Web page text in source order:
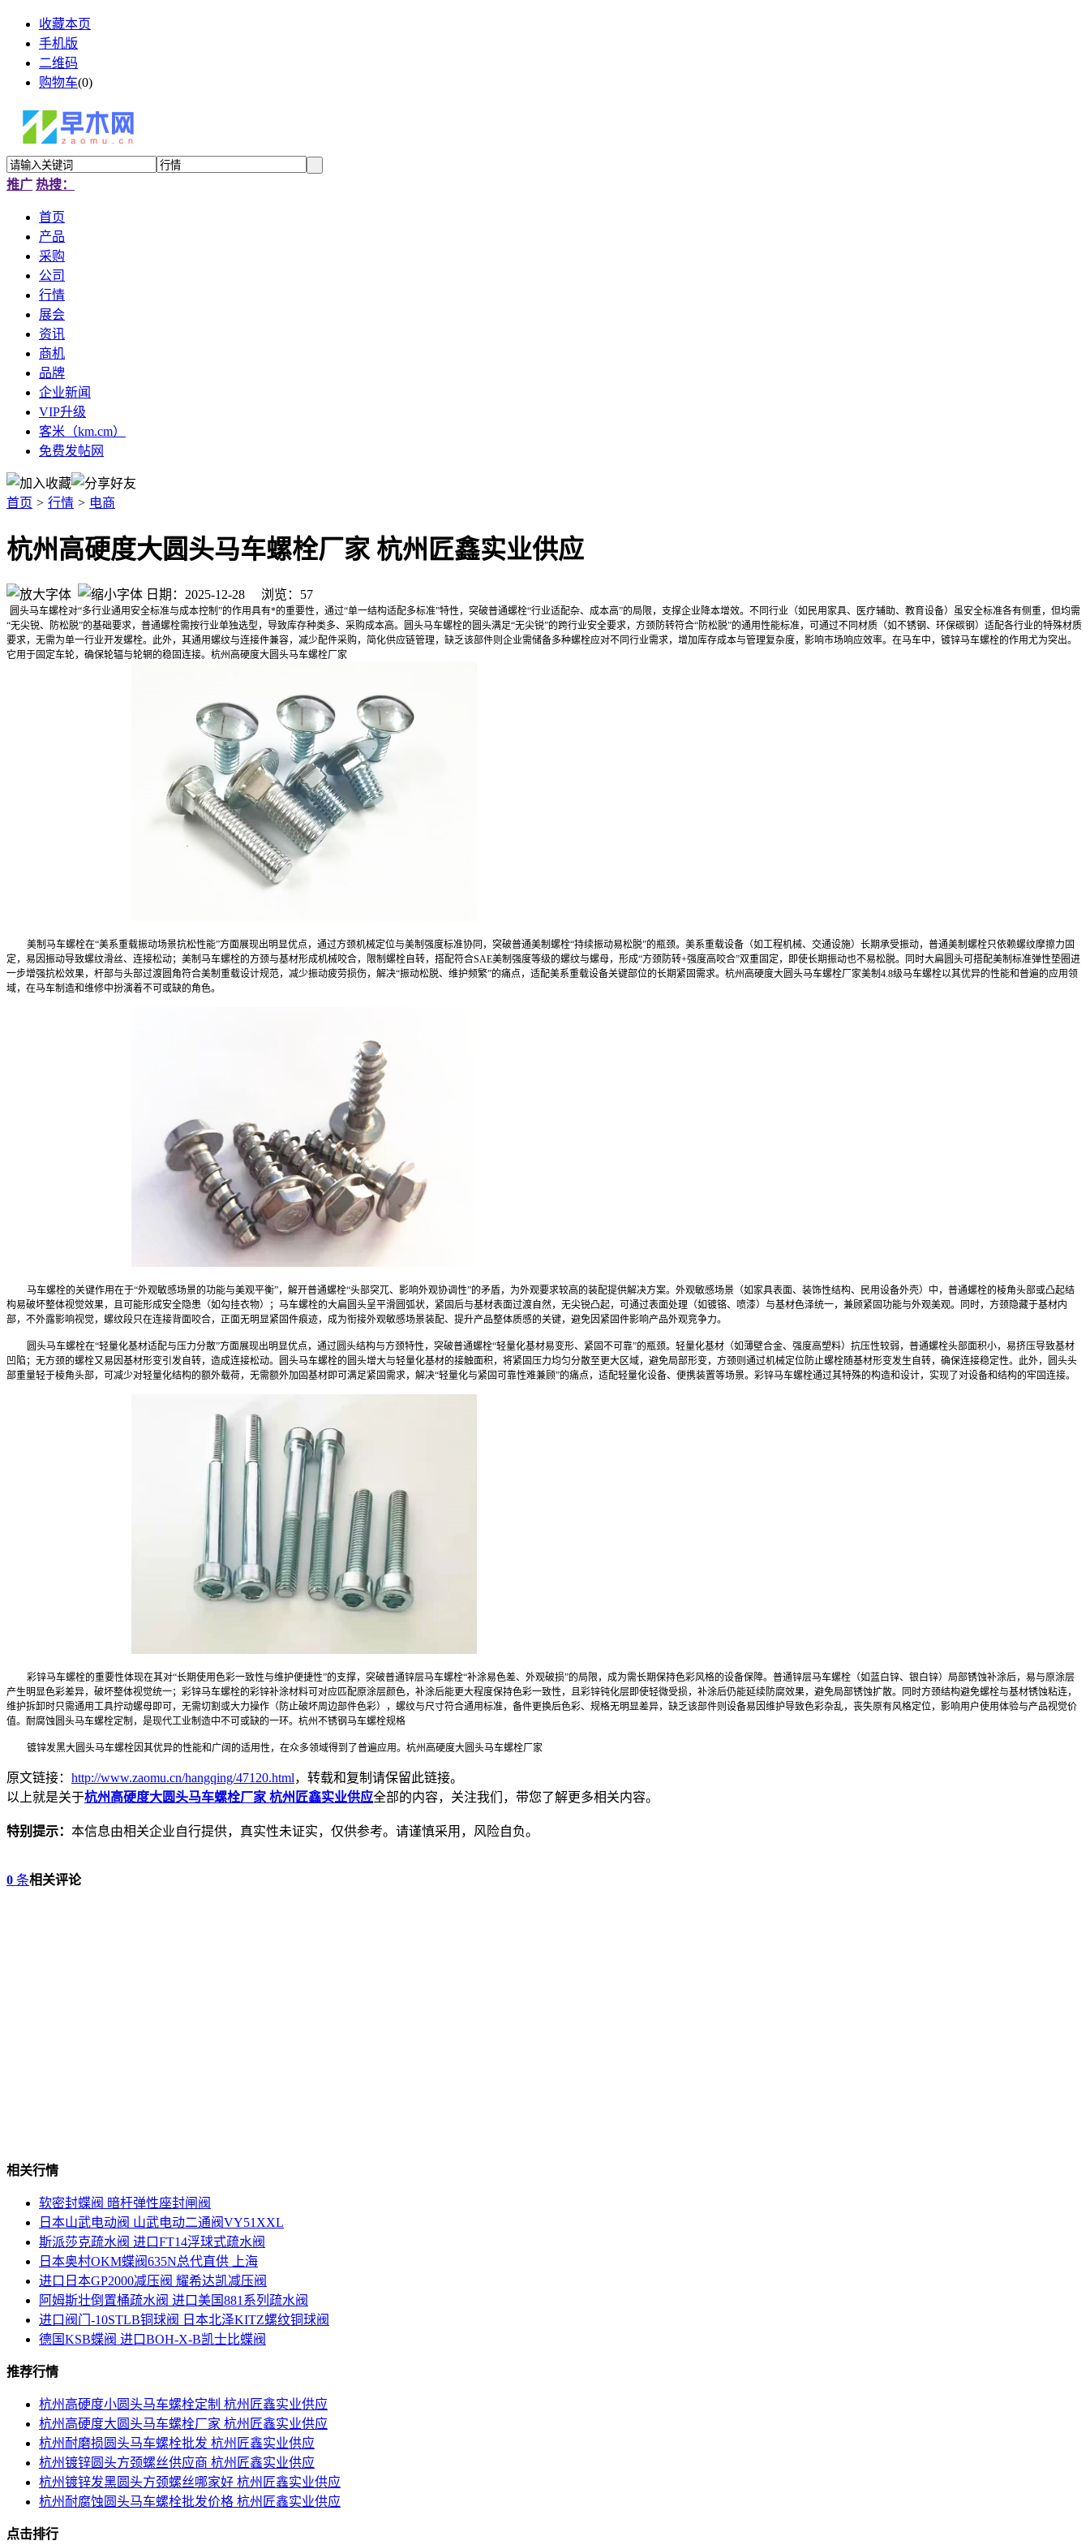
收藏本页
手机版
二维码
购物车(0)
推广 热搜：
首页
产品
采购
公司
行情
展会
资讯
商机
品牌
企业新闻
VIP升级
客米（km.cm）
免费发帖网
首页 > 行情 > 电商
杭州高硬度大圆头马车螺栓厂家 杭州匠鑫实业供应
日期：2025-12-28 浏览： 57
圆头马车螺栓对“多行业通用安全标准与成本控制”的作用具有*的重要性，通过“单一结构适配多标准”特性，突破普通螺栓“行业适配杂、成本高”的局限，支撑企业降本增效。不同行业（如民用家具、医疗辅助、教育设备）虽安全标准各有侧重，但均需
“无尖锐、防松脱”的基础要求，普通螺栓需按行业单独选型，导致库存种类多、采购成本高。圆头马车螺栓的圆头满足“无尖锐”的跨行业安全要求，方颈防转符合“防松脱”的通用性能标准，可通过不同材质（如不锈钢、环保碳钢）适配各行业的特殊材质
要求，无需为单一行业开发螺栓。此外，其通用螺纹与连接件兼容，减少配件采购，简化供应链管理，缺乏该部件则企业需储备多种螺栓应对不同行业需求，增加库存成本与管理复杂度，影响市场响应效率。在马车中，镀锌马车螺栓的作用尤为突出。
它用于固定车轮，确保轮辐与轮辋的稳固连接。杭州高硬度大圆头马车螺栓厂家
美制马车螺栓在“美系重载振动场景抗松性能”方面展现出明显优点，通过方颈机械定位与美制强度标准协同，突破普通美制螺栓“持续振动易松脱”的瓶颈。美系重载设备（如工程机械、交通设施）长期承受振动，普通美制螺栓只依赖螺纹摩擦力固
定，易因振动导致螺纹滑丝、连接松动；美制马车螺栓的方颈与基材形成机械咬合，限制螺栓自转，搭配符合SAE美制强度等级的螺纹与螺母，形成“方颈防转+强度高咬合”双重固定，即使长期振动也不易松脱。同时大扁圆头可搭配美制标准弹性垫圈进
一步增强抗松效果，杆部与头部过渡圆角符合美制重载设计规范，减少振动疲劳损伤，解决“振动松脱、维护频繁”的痛点，适配美系重载设备关键部位的长期紧固需求。杭州高硬度大圆头马车螺栓厂家美制4.8级马车螺栓以其优异的性能和普遍的应用领
域，在马车制造和维修中扮演着不可或缺的角色。
马车螺栓的关键作用在于“外观敏感场景的功能与美观平衡”，解开普通螺栓“头部突兀、影响外观协调性”的矛盾，为外观要求较高的装配提供解决方案。外观敏感场景（如家具表面、装饰性结构、民用设备外壳）中，普通螺栓的棱角头部或凸起结
构易破坏整体视觉效果，且可能形成安全隐患（如勾挂衣物）；马车螺栓的大扁圆头呈平滑圆弧状，紧固后与基材表面过渡自然，无尖锐凸起，可通过表面处理（如镀铬、喷漆）与基材色泽统一，兼顾紧固功能与外观美观。同时，方颈隐藏于基材内
部，不外露影响视觉，螺纹段只在连接背面咬合，正面无明显紧固件痕迹，成为衔接外观敏感场景装配、提升产品整体质感的关键，避免因紧固件影响产品外观竞争力。
圆头马车螺栓在“轻量化基材适配与压力分散”方面展现出明显优点，通过圆头结构与方颈特性，突破普通螺栓“轻量化基材易变形、紧固不可靠”的瓶颈。轻量化基材（如薄壁合金、强度高塑料）抗压性较弱，普通螺栓头部面积小，易挤压导致基材
凹陷；无方颈的螺栓又易因基材形变引发自转，造成连接松动。圆头马车螺栓的圆头增大与轻量化基材的接触面积，将紧固压力均匀分散至更大区域，避免局部形变，方颈则通过机械定位防止螺栓随基材形变发生自转，确保连接稳定性。此外，圆头头
部重量轻于棱角头部，可减少对轻量化结构的额外载荷，无需额外加固基材即可满足紧固需求，解决“轻量化与紧固可靠性难兼顾”的痛点，适配轻量化设备、便携装置等场景。彩锌马车螺栓通过其特殊的构造和设计，实现了对设备和结构的牢固连接。
彩锌马车螺栓的重要性体现在其对“长期使用色彩一致性与维护便捷性”的支撑，突破普通锌层马车螺栓“补涂易色差、外观破损”的局限，成为需长期保持色彩风格的设备保障。普通锌层马车螺栓（如蓝白锌、银白锌）局部锈蚀补涂后，易与原涂层
产生明显色彩差异，破坏整体视觉统一；彩锌马车螺栓的彩锌补涂材料可对应匹配原涂层颜色，补涂后能更大程度保持色彩一致性，且彩锌钝化层即使轻微受损，补涂后仍能延续防腐效果，避免局部锈蚀扩散。同时方颈结构避免螺栓与基材锈蚀粘连，
维护拆卸时只需通用工具拧动螺母即可，无需切割或大力操作（防止破坏周边部件色彩），螺纹与尺寸符合通用标准，备件更换后色彩、规格无明显差异，缺乏该部件则设备易因维护导致色彩杂乱，丧失原有风格定位，影响用户使用体验与产品视觉价
值。耐腐蚀圆头马车螺栓定制，是现代工业制造中不可或缺的一环。杭州不锈钢马车螺栓规格
镀锌发黑大圆头马车螺栓因其优异的性能和广阔的适用性，在众多领域得到了普遍应用。杭州高硬度大圆头马车螺栓厂家
原文链接： http://www.zaomu.cn/hangqing/47120.html，转载和复制请保留此链接。
以上就是关于杭州高硬度大圆头马车螺栓厂家 杭州匠鑫实业供应全部的内容，关注我们，带您了解更多相关内容。
特别提示： 本信息由相关企业自行提供，真实性未证实，仅供参考。请谨慎采用，风险自负。
0 条相关评论
相关行情
软密封蝶阀 暗杆弹性座封闸阀
日本山武电动阀 山武电动二通阀VY51XXL
斯派莎克疏水阀 进口FT14浮球式疏水阀
日本奥村OKM蝶阀635N总代直供 上海
进口日本GP2000减压阀 耀希达凯减压阀
阿姆斯壮倒置桶疏水阀 进口美国881系列疏水阀
进口阀门-10STLB铜球阀 日本北泽KITZ螺纹铜球阀
德国KSB蝶阀 进口BOH-X-B凯士比蝶阀
推荐行情
杭州高硬度小圆头马车螺栓定制 杭州匠鑫实业供应
杭州高硬度大圆头马车螺栓厂家 杭州匠鑫实业供应
杭州耐磨损圆头马车螺栓批发 杭州匠鑫实业供应
杭州镀锌圆头方颈螺丝供应商 杭州匠鑫实业供应
杭州镀锌发黑圆头方颈螺丝哪家好 杭州匠鑫实业供应
杭州耐腐蚀圆头马车螺栓批发价格 杭州匠鑫实业供应
点击排行